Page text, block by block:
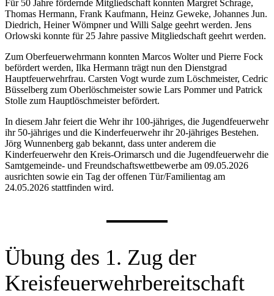
Für 50 Jahre fördernde Mitgliedschaft konnten Margret Schrage,
Thomas Hermann, Frank Kaufmann, Heinz Geweke, Johannes Jun.
Diedrich, Heiner Wömpner und Willi Salge geehrt werden. Jens
Orlowski konnte für 25 Jahre passive Mitgliedschaft geehrt werden.
Zum Oberfeuerwehrmann konnten Marcos Wolter und Pierre Fock
befördert werden, Ilka Hermann trägt nun den Dienstgrad
Hauptfeuerwehrfrau. Carsten Vogt wurde zum Löschmeister, Cedric
Büsselberg zum Oberlöschmeister sowie Lars Pommer und Patrick
Stolle zum Hauptlöschmeister befördert.
In diesem Jahr feiert die Wehr ihr 100-jähriges, die Jugendfeuerwehr
ihr 50-jähriges und die Kinderfeuerwehr ihr 20-jähriges Bestehen.
Jörg Wunnenberg gab bekannt, dass unter anderem die
Kinderfeuerwehr den Kreis-Orimarsch und die Jugendfeuerwehr die
Samtgemeinde- und Freundschaftswettbewerbe am 09.05.2026
ausrichten sowie ein Tag der offenen Tür/Familientag am
24.05.2026 stattfinden wird.
Übung des 1. Zug der
Kreisfeuerwehrbereitschaft